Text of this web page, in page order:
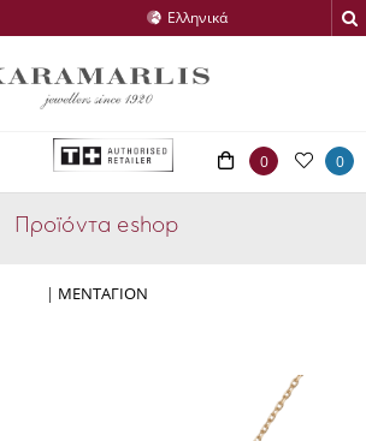
0 0
Προϊόντα eshop
| ΜΕΝΤΑΓΙΟΝ